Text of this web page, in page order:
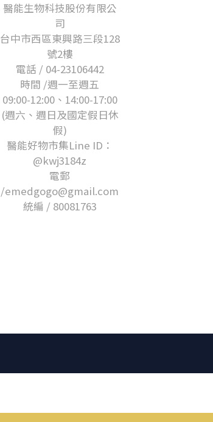
醫能生物科技股份有限公
司
台中市西區東興路三段128
號2樓
電話 / 04-23106442
時間 /週一至週五
09:00-12:00、14:00-17:00
(週六、週日及國定假日休
假)
醫能好物市集Line ID：
@kwj3184z
電郵
/emedgogo@gmail.com
統編 / 80081763